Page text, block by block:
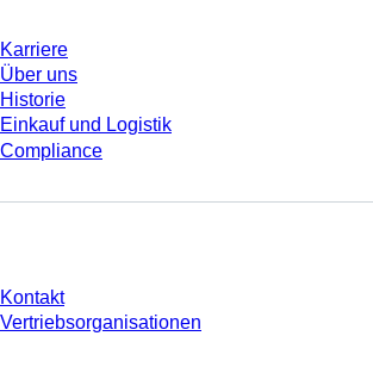
Karriere
Über uns
Historie
Einkauf und Logistik
Compliance
Kontakt
Vertriebsorganisationen